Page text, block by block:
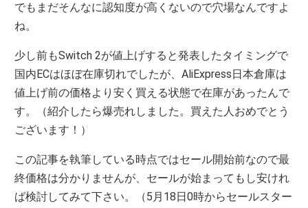
でもまだそんなに認知度が高くないので穴場なんですよ
ね。
少し前もSwitch 2が値上げすると発表したタイミングで
国内ECはほぼ在庫切れでしたが、AliExpress日本倉庫は
値上げ前の価格より安く買える状態で在庫があったんで
す。（紹介したら爆売れしました。買えた人おめでとう
ございます！）
この記事を執筆している時点ではセール開始前なので最
終価格は分かりませんが、セールが始まってもし安けれ
ば検討してみて下さい。（5月18日0時からセールスター